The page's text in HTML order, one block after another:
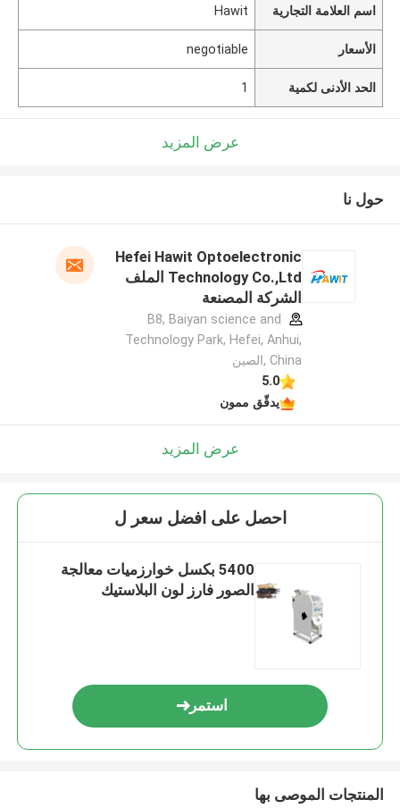
اسم العلامة التجارية Hawit
الأسعار negotiable
الحد الأدنى لكمية 1
عرض المزيد
حول نا
Hefei Hawit Optoelectronic
Technology Co.,Ltd الملف
الشركة المصنعة
B8, Baiyan science and
Technology Park, Hefei, Anhui,
China ,الصين
5.0
يدقّق ممون
عرض المزيد
احصل على افضل سعر ل
5400 بكسل خوارزميات معالجة
الصور فارز لون البلاستيك
استمر
المنتجات الموصى بها